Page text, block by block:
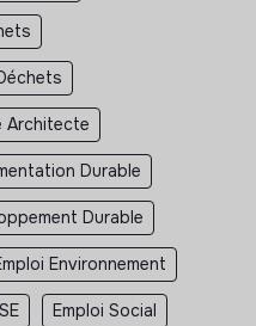
Architecte
Durable
Durable
Environnement
Emploi Social